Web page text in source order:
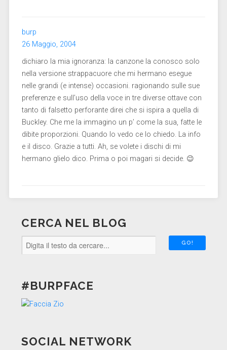
burp
26 Maggio, 2004
dichiaro la mia ignoranza: la canzone la conosco solo
nella versione strappacuore che mi hermano esegue
nelle grandi (e intense) occasioni. ragionando sulle sue
preferenze e sull’uso della voce in tre diverse ottave con
tanto di falsetto perforante direi che si ispira a quella di
Buckley. Che me la immagino un p’ come la sua, fatte le
dibite proporzioni. Quando lo vedo ce lo chiedo. La info
e il disco. Grazie a tutti. Ah, se volete i dischi di mi
hermano glielo dico. Prima o poi magari si decide. 😉
CERCA NEL BLOG
#BURPFACE
SOCIAL NETWORK